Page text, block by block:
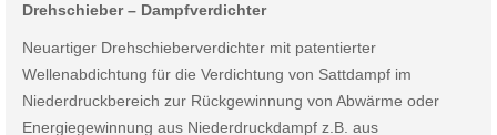
Drehschieber – Dampfverdichter
Neuartiger Drehschieberverdichter mit patentierter
Wellenabdichtung für die Verdichtung von Sattdampf im
Niederdruckbereich zur Rückgewinnung von Abwärme oder
Energiegewinnung aus Niederdruckdampf z.B. aus